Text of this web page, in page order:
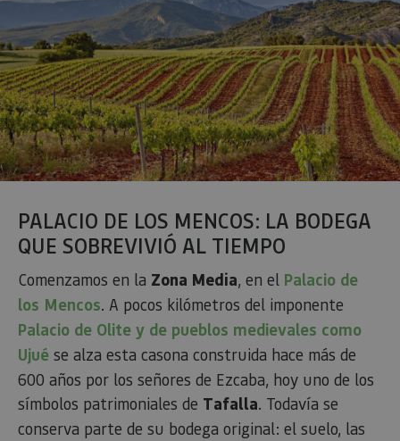
PALACIO DE LOS MENCOS: LA BODEGA
QUE SOBREVIVIÓ AL TIEMPO
Comenzamos en la Zona Media, en el Palacio de
los Mencos. A pocos kilómetros del imponente
Palacio de Olite y de pueblos medievales como
Ujué se alza esta casona construida hace más de
600 años por los señores de Ezcaba, hoy uno de los
símbolos patrimoniales de Tafalla. Todavía se
conserva parte de su bodega original: el suelo, las